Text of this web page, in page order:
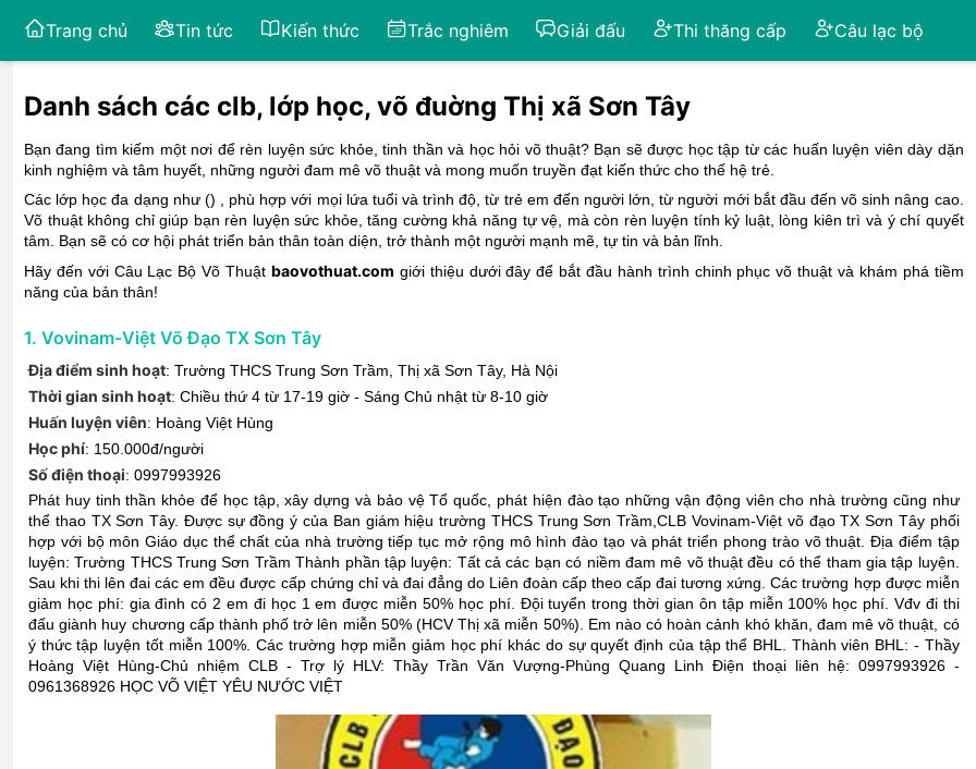
Trang chủ Tin tức Kiến thức Trắc nghiêm Giải đấu Thi thăng cấp Câu lạc bộ
Danh sách các clb, lớp học, võ đuờng Thị xã Sơn Tây
Bạn đang tìm kiếm một nơi để rèn luyện sức khỏe, tinh thần và học hỏi võ thuật? Bạn sẽ được học tập từ các huấn luyện viên dày dặn
kinh nghiệm và tâm huyết, những người đam mê võ thuật và mong muốn truyền đạt kiến thức cho thế hệ trẻ.
Các lớp học đa dạng như () , phù hợp với mọi lứa tuổi và trình độ, từ trẻ em đến người lớn, từ người mới bắt đầu đến võ sinh nâng cao.
Võ thuật không chỉ giúp bạn rèn luyện sức khỏe, tăng cường khả năng tự vệ, mà còn rèn luyện tính kỷ luật, lòng kiên trì và ý chí quyết
tâm. Bạn sẽ có cơ hội phát triển bản thân toàn diện, trở thành một người mạnh mẽ, tự tin và bản lĩnh.
Hãy đến với Câu Lạc Bộ Võ Thuật baovothuat.com giới thiệu dưới đây để bắt đầu hành trình chinh phục võ thuật và khám phá tiềm
năng của bản thân!
1. Vovinam-Việt Võ Đạo TX Sơn Tây
Địa điểm sinh hoạt: Trường THCS Trung Sơn Trầm Thị xã Sơn Tây, Hà Nội
Thời gian sinh hoạt: Chiều thứ 4 từ 17-19 giờ - Sáng Chủ nhật từ 8-10 giờ
Huấn luyện viên: Hoàng Việt Hùng
Học phí: 150.000đ/người
Số điện thoại: 0997993926
Phát huy tinh thần khỏe để học tập, xây dựng và bảo vệ Tổ quốc, phát hiện đào tạo những vận động viên cho nhà trường cũng như
thể thao TX Sơn Tây. Được sự đồng ý của Ban giám hiệu trường THCS Trung Sơn Trầm,CLB Vovinam-Việt võ đạo TX Sơn Tây phối
hợp với bộ môn Giáo dục thể chất của nhà trường tiếp tục mở rộng mô hình đào tạo và phát triển phong trào võ thuật. Địa điểm tập
luyện: Trường THCS Trung Sơn Trầm Thành phần tập luyện: Tất cả các bạn có niềm đam mê võ thuật đều có thể tham gia tập luyện.
Sau khi thi lên đai các em đều được cấp chứng chỉ và đai đẳng do Liên đoàn cấp theo cấp đai tương xứng. Các trường hợp được miễn
giảm học phí: gia đình có 2 em đi học 1 em được miễn 50% học phí. Đội tuyển trong thời gian ôn tập miễn 100% học phí. Vđv đi thi
đấu giành huy chương cấp thành phố trở lên miễn 50% (HCV Thị xã miễn 50%). Em nào có hoàn cảnh khó khăn, đam mê võ thuật, có
ý thức tập luyện tốt miễn 100%. Các trường hợp miễn giảm học phí khác do sự quyết định của tập thể BHL. Thành viên BHL: - Thầy
Hoàng Việt Hùng-Chủ nhiệm CLB - Trợ lý HLV: Thầy Trần Văn Vượng-Phùng Quang Linh Điện thoại liên hệ: 0997993926 -
0961368926 HỌC VÕ VIỆT YÊU NƯỚC VIỆT